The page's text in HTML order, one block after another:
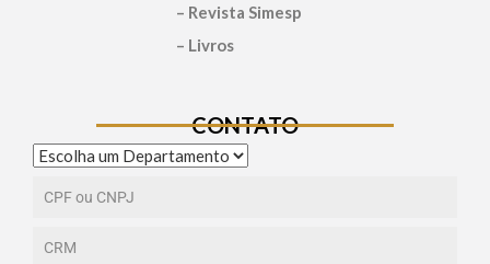
– Revista Simesp
– Livros
CONTATO